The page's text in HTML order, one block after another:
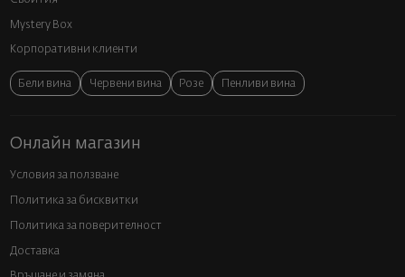
Mystery Box
Корпоративни клиенти
Бели вина Червени вина Розе Пенливи вина
Онлайн магазин
Условия за ползване
Политика за бисквитки
Политика за поверителност
Доставка